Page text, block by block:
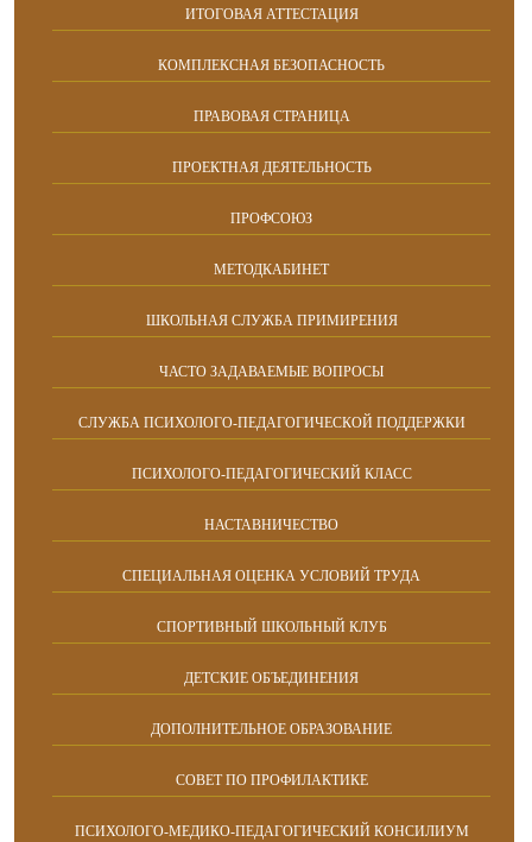
ИТОГОВАЯ АТТЕСТАЦИЯ
КОМПЛЕКСНАЯ БЕЗОПАСНОСТЬ
ПРАВОВАЯ СТРАНИЦА
ПРОЕКТНАЯ ДЕЯТЕЛЬНОСТЬ
ПРОФСОЮЗ
МЕТОДКАБИНЕТ
ШКОЛЬНАЯ СЛУЖБА ПРИМИРЕНИЯ
ЧАСТО ЗАДАВАЕМЫЕ ВОПРОСЫ
СЛУЖБА ПСИХОЛОГО-ПЕДАГОГИЧЕСКОЙ ПОДДЕРЖКИ
ПСИХОЛОГО-ПЕДАГОГИЧЕСКИЙ КЛАСС
НАСТАВНИЧЕСТВО
СПЕЦИАЛЬНАЯ ОЦЕНКА УСЛОВИЙ ТРУДА
СПОРТИВНЫЙ ШКОЛЬНЫЙ КЛУБ
ДЕТСКИЕ ОБЪЕДИНЕНИЯ
ДОПОЛНИТЕЛЬНОЕ ОБРАЗОВАНИЕ
СОВЕТ ПО ПРОФИЛАКТИКЕ
ПСИХОЛОГО-МЕДИКО-ПЕДАГОГИЧЕСКИЙ КОНСИЛИУМ